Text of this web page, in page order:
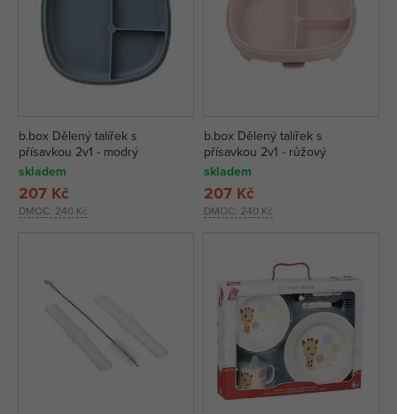
b.box Dělený talířek s
přísavkou 2v1 - modrý
skladem
DMOC: 240 Kč
207 Kč
b.box Dělený talířek s
přísavkou 2v1 - růžový
skladem
DMOC: 240 Kč
207 Kč